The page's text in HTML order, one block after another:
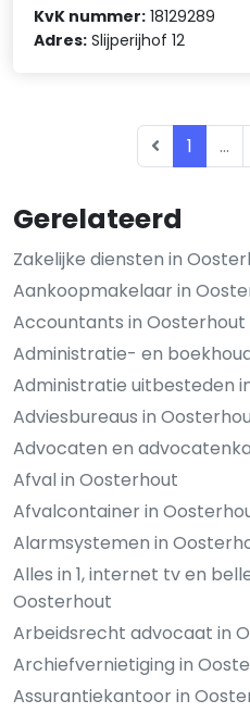
Gerelateerd
Zakelijke diensten in
Aankoopmakelaar in
Accountants in Oosterhout
Administratie- en
Administratie uitbesteden
Adviesbureaus in
Advocaten en
Afval in Oosterhout
Afvalcontainer in
Alarmsystemen in
Alles in 1, internet tv en
Oosterhout
Arbeidsrecht advocaat in
Archiefvernietiging in
Assurantiekantoor in
KvK nummer: 18129289
Adres: Slijperijhof 12
1 ...